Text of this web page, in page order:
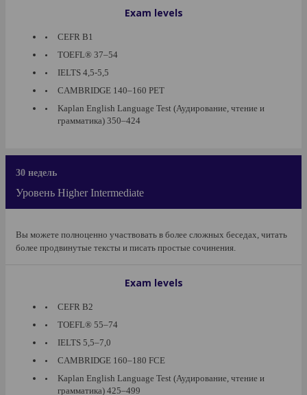
Exam levels
CEFR B1
TOEFL® 37–54
IELTS 4,5-5,5
CAMBRIDGE 140–160 PET
Kaplan English Language Test (Аудирование, чтение и
грамматика) 350–424
30 недель
Уровень Higher Intermediate
Вы можете полноценно участвовать в более сложных беседах, читать
более продвинутые тексты и писать простые сочинения.
Exam levels
CEFR B2
TOEFL® 55–74
IELTS 5,5–7,0
CAMBRIDGE 160–180 FCE
Kaplan English Language Test (Аудирование, чтение и
грамматика) 425–499